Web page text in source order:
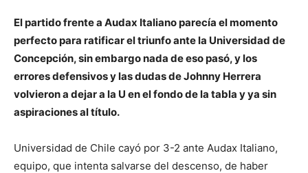
El partido frente a Audax Italiano parecía el momento
perfecto para ratificar el triunfo ante la Universidad de
Concepción, sin embargo nada de eso pasó, y los
errores defensivos y las dudas de Johnny Herrera
volvieron a dejar a la U en el fondo de la tabla y ya sin
aspiraciones al título.
Universidad de Chile cayó por 3-2 ante Audax Italiano,
equipo, que intenta salvarse del descenso, de haber